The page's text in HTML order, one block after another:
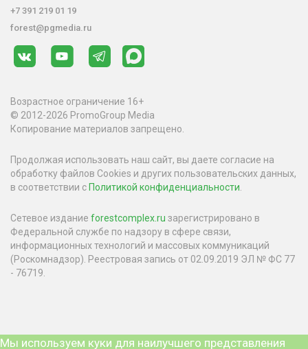
+7 391 219 01 19
forest@pgmedia.ru
Возрастное ограничение 16+
© 2012-2026 PromoGroup Media
Копирование материалов запрещено.
Продолжая использовать наш сайт, вы даете согласие на
обработку файлов Cookies и других пользовательских данных,
в соответствии сПолитикой конфиденциальности
Сетевое издание forestcomplex.ru зарегистрировано в
Федеральной службе по надзору в сфере связи,
информационных технологий и массовых коммуникаций
(Роскомнадзор). Реестровая запись от 02.09.2019 ЭЛ № ФС 77
- 76719.
Мы используем куки для наилучшего представления